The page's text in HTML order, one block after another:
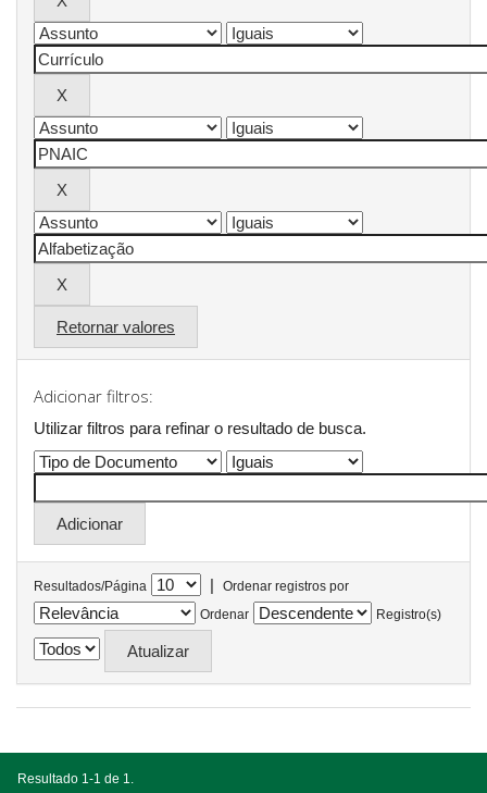
Retornar valores
Adicionar filtros:
Utilizar filtros para refinar o resultado de busca.
Resultados/Página |
Ordenar registros por
Ordenar
Registro(s)
Resultado 1-1 de 1.